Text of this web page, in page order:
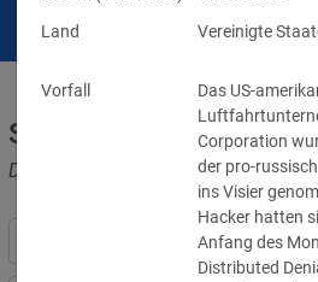
Sicherheitsvorfälle
Datenpannen, Cyber-Angriffe und
Land
Vereinigte
Vorfall
Das US-
Corporation
der pro-
ins Visier
Hacker hatten
Anfang des
Distributed